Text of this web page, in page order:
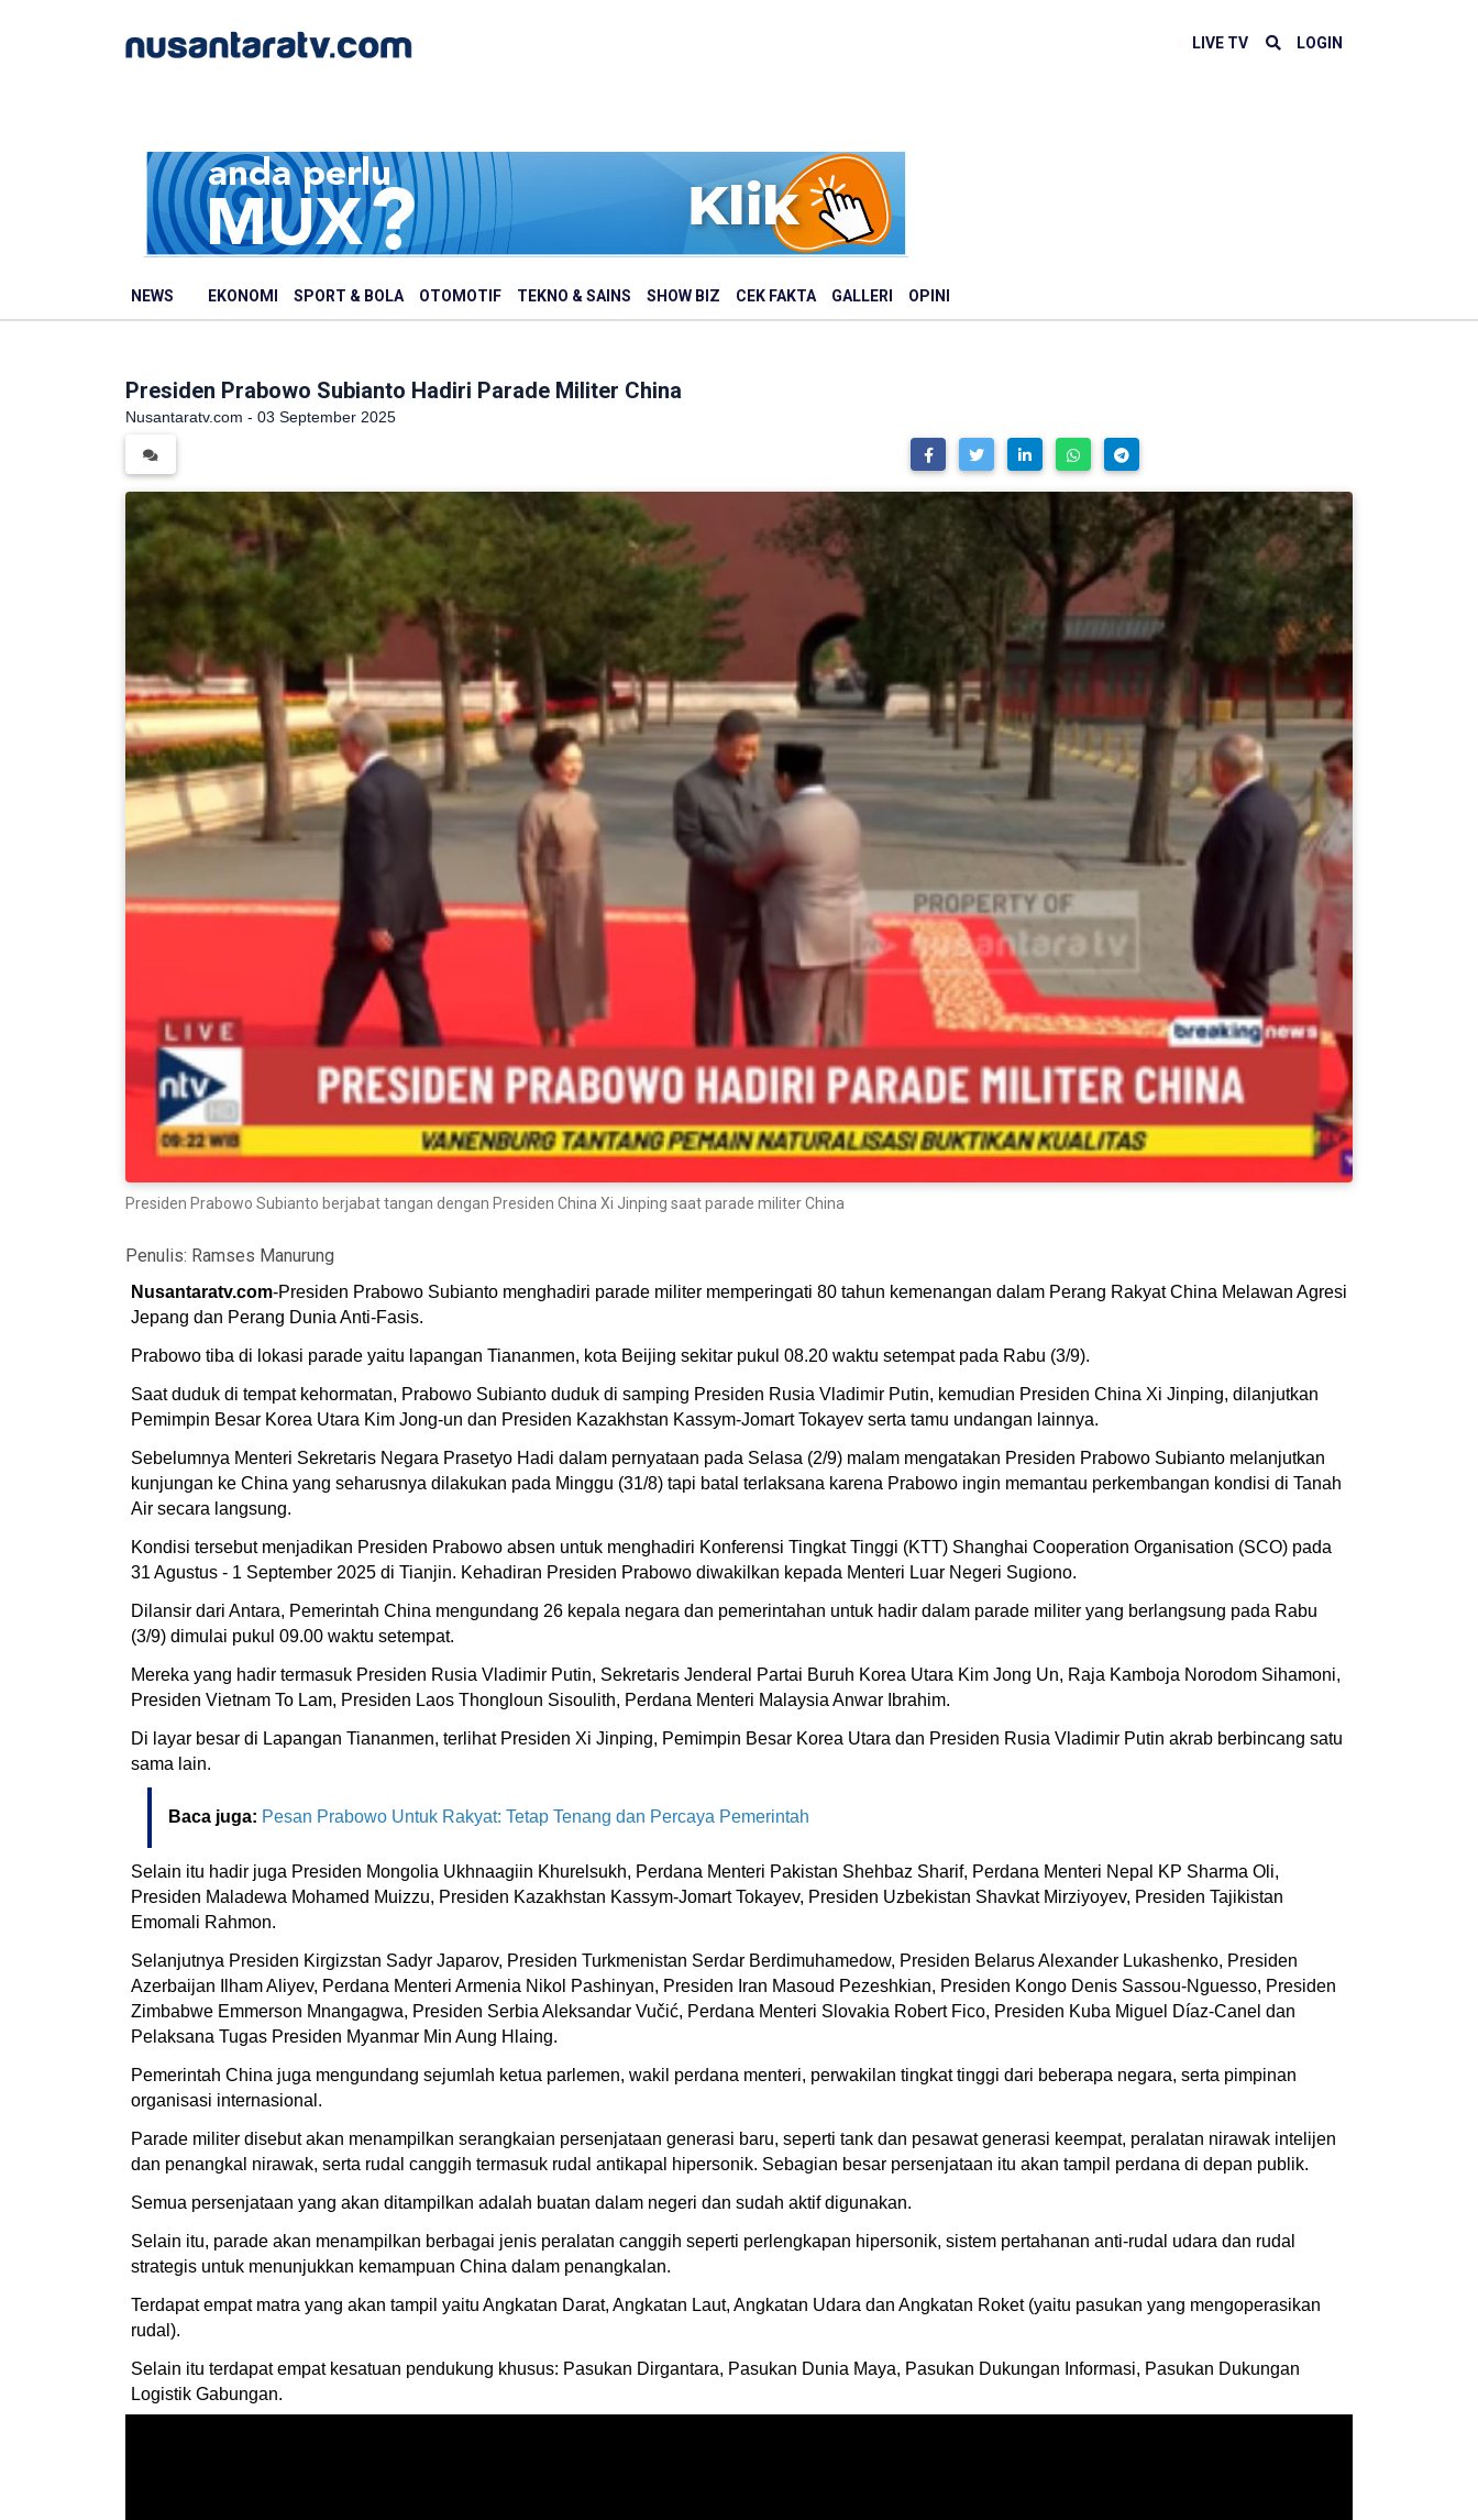
LIVE TV LOGIN
NEWS EKONOMI SPORT & BOLA OTOMOTIF TEKNO & SAINS SHOW BIZ CEK FAKTA GALLERI OPINI
Presiden Prabowo Subianto Hadiri Parade Militer China
Nusantaratv.com - 03 September 2025
Presiden Prabowo Subianto berjabat tangan dengan Presiden China Xi Jinping saat parade militer China
Penulis: Ramses Manurung
Nusantaratv.com-Presiden Prabowo Subianto menghadiri parade militer memperingati 80 tahun kemenangan dalam Perang Rakyat China Melawan Agresi
Jepang dan Perang Dunia Anti-Fasis.
Prabowo tiba di lokasi parade yaitu lapangan Tiananmen, kota Beijing sekitar pukul 08.20 waktu setempat pada Rabu (3/9).
Saat duduk di tempat kehormatan, Prabowo Subianto duduk di samping Presiden Rusia Vladimir Putin, kemudian Presiden China Xi Jinping, dilanjutkan
Pemimpin Besar Korea Utara Kim Jong-un dan Presiden Kazakhstan Kassym-Jomart Tokayev serta tamu undangan lainnya.
Sebelumnya Menteri Sekretaris Negara Prasetyo Hadi dalam pernyataan pada Selasa (2/9) malam mengatakan Presiden Prabowo Subianto melanjutkan
kunjungan ke China yang seharusnya dilakukan pada Minggu (31/8) tapi batal terlaksana karena Prabowo ingin memantau perkembangan kondisi di Tanah
Air secara langsung.
Kondisi tersebut menjadikan Presiden Prabowo absen untuk menghadiri Konferensi Tingkat Tinggi (KTT) Shanghai Cooperation Organisation (SCO) pada
31 Agustus - 1 September 2025 di Tianjin. Kehadiran Presiden Prabowo diwakilkan kepada Menteri Luar Negeri Sugiono.
Dilansir dari Antara, Pemerintah China mengundang 26 kepala negara dan pemerintahan untuk hadir dalam parade militer yang berlangsung pada Rabu
(3/9) dimulai pukul 09.00 waktu setempat.
Mereka yang hadir termasuk Presiden Rusia Vladimir Putin, Sekretaris Jenderal Partai Buruh Korea Utara Kim Jong Un, Raja Kamboja Norodom Sihamoni,
Presiden Vietnam To Lam, Presiden Laos Thongloun Sisoulith, Perdana Menteri Malaysia Anwar Ibrahim.
Di layar besar di Lapangan Tiananmen, terlihat Presiden Xi Jinping, Pemimpin Besar Korea Utara dan Presiden Rusia Vladimir Putin akrab berbincang satu
sama lain.
Baca juga: Pesan Prabowo Untuk Rakyat: Tetap Tenang dan Percaya Pemerintah
Selain itu hadir juga Presiden Mongolia Ukhnaagiin Khurelsukh, Perdana Menteri Pakistan Shehbaz Sharif, Perdana Menteri Nepal KP Sharma Oli,
Presiden Maladewa Mohamed Muizzu, Presiden Kazakhstan Kassym-Jomart Tokayev, Presiden Uzbekistan Shavkat Mirziyoyev, Presiden Tajikistan
Emomali Rahmon.
Selanjutnya Presiden Kirgizstan Sadyr Japarov, Presiden Turkmenistan Serdar Berdimuhamedow, Presiden Belarus Alexander Lukashenko, Presiden
Azerbaijan Ilham Aliyev, Perdana Menteri Armenia Nikol Pashinyan, Presiden Iran Masoud Pezeshkian, Presiden Kongo Denis Sassou-Nguesso, Presiden
Zimbabwe Emmerson Mnangagwa, Presiden Serbia Aleksandar Vučić, Perdana Menteri Slovakia Robert Fico, Presiden Kuba Miguel Díaz-Canel dan
Pelaksana Tugas Presiden Myanmar Min Aung Hlaing.
Pemerintah China juga mengundang sejumlah ketua parlemen, wakil perdana menteri, perwakilan tingkat tinggi dari beberapa negara, serta pimpinan
organisasi internasional.
Parade militer disebut akan menampilkan serangkaian persenjataan generasi baru, seperti tank dan pesawat generasi keempat, peralatan nirawak intelijen
dan penangkal nirawak, serta rudal canggih termasuk rudal antikapal hipersonik. Sebagian besar persenjataan itu akan tampil perdana di depan publik.
Semua persenjataan yang akan ditampilkan adalah buatan dalam negeri dan sudah aktif digunakan.
Selain itu, parade akan menampilkan berbagai jenis peralatan canggih seperti perlengkapan hipersonik, sistem pertahanan anti-rudal udara dan rudal
strategis untuk menunjukkan kemampuan China dalam penangkalan.
Terdapat empat matra yang akan tampil yaitu Angkatan Darat, Angkatan Laut, Angkatan Udara dan Angkatan Roket (yaitu pasukan yang mengoperasikan
rudal).
Selain itu terdapat empat kesatuan pendukung khusus: Pasukan Dirgantara, Pasukan Dunia Maya, Pasukan Dukungan Informasi, Pasukan Dukungan
Logistik Gabungan.